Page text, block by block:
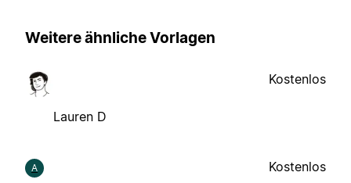
Weitere ähnliche Vorlagen
Lauren D
Kostenlos
A Kostenlos